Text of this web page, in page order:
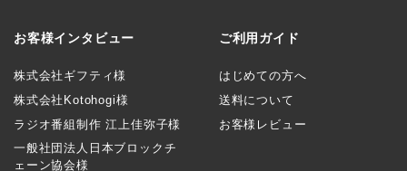
お客様インタビュー
株式会社ギフティ様
株式会社Kotohogi様
ラジオ番組制作 江上佳弥子様
一般社団法人日本ブロックチ
ェーン協会様
ご利用ガイド
はじめての方へ
送料について
お客様レビュー